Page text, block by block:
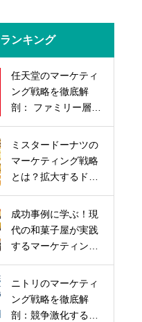
ランキング
任天堂のマーケティ
ング戦略を徹底解
剖： ファミリー層の
戦略とは？
ミスタードーナツの
マーケティング戦略
とは？拡大するドー
む！
成功事例に学ぶ！現
代の和菓子屋が実践
するマーケティング
ニトリのマーケティ
ング戦略を徹底解
剖：競争激化する家